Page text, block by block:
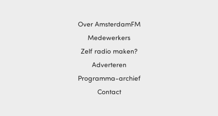
Over AmsterdamFM
Medewerkers
Zelf radio maken?
Adverteren
Programma-archief
Contact